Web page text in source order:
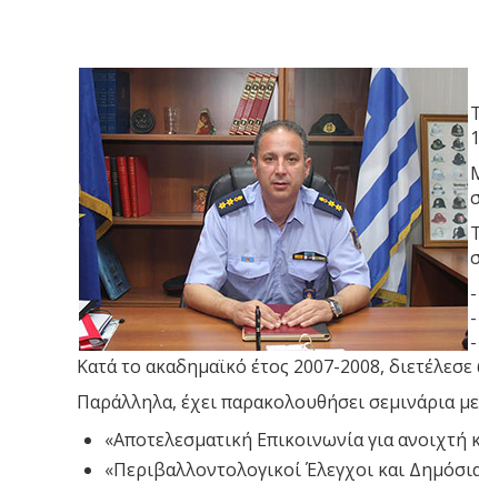
Κατά το ακαδημαϊκό έτος 2007-2008,
Παράλληλα, έχει παρακολουθήσει σεμινάρια
«Αποτελεσματική Επικοινωνία για
«Περιβαλλοντολογικοί Έλεγχοι και